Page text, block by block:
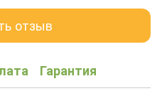
отзыв
Гарантия